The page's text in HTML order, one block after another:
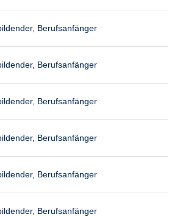
Berufsanfänger
Berufsanfänger
Berufsanfänger
Berufsanfänger
Berufsanfänger
Berufsanfänger